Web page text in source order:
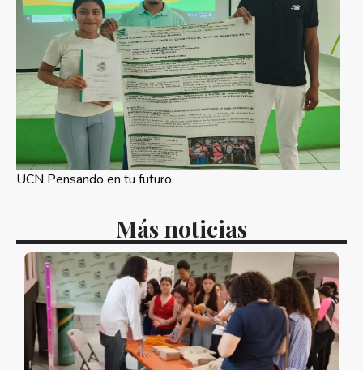
UCN Pensando en tu futuro.
Más noticias